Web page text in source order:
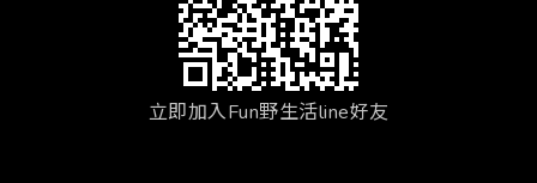
立即加入Fun野生活line好友